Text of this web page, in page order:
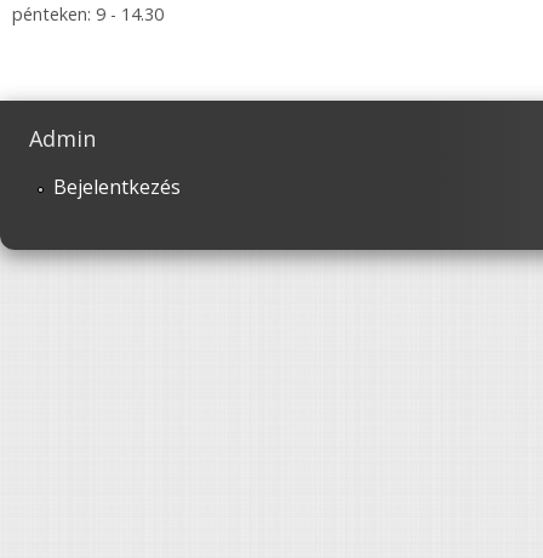
pénteken: 9 - 14.30
Admin
Bejelentkezés